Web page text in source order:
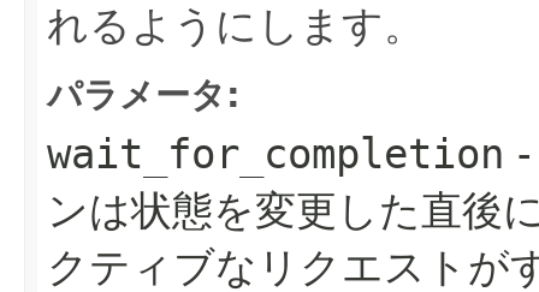
れるようにします。
パラメータ:
wait_for_completion
ンは状態を変更した直後
クティブなリクエストが